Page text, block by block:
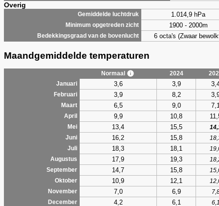
Overig
Gemiddelde luchtdruk 1.014,9 hPa
Minimum opgetreden zicht 1900 - 2000m
Bedekkingsgraad van de bovenlucht 6 octa's (Zwaar
Maandgemiddelde temperaturen
Normaal 2024
Januari
3,6 3,9
Februari 3,9 8,2
Maart 6,5 9,0
April 9,9 10,8
Mei 13,4 15,5
Juni
16,2 15,8
Juli
18,3 18,1
Augustus
17,9 19,3
September
14,7 15,8
Oktober
10,9 12,1
November
7,0 6,9
December
4,2 6,1